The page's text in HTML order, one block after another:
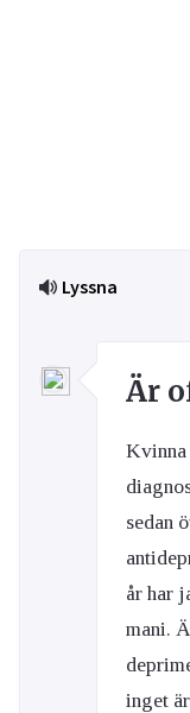
Lyssna
Är
Kvinna
sedan
år har
mani.
inget